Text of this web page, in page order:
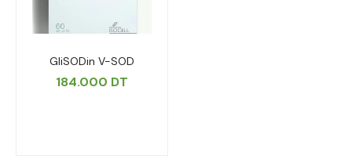
GliSODin V-SOD
184.000 DT